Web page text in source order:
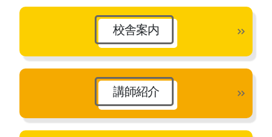
ブ
校舎案内
講師紹介